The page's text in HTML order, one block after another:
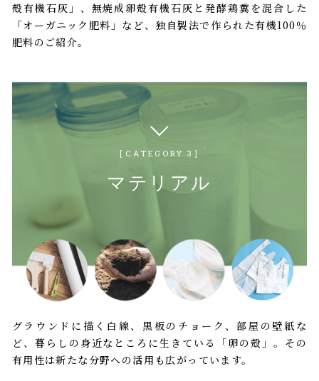
殻有機石灰」、無焼成卵殻有機石灰と発酵鶏糞を混合した
「オーガニック肥料」など、独自製法で作られた有機100％
肥料のご紹介。
CATEGORY.3
マテリアル
グラウンドに描く白線、黒板のチョーク、部屋の壁紙な
ど、暮らしの身近なところに生きている「卵の殻」。その
有用性は新たな分野への活用も広がっています。